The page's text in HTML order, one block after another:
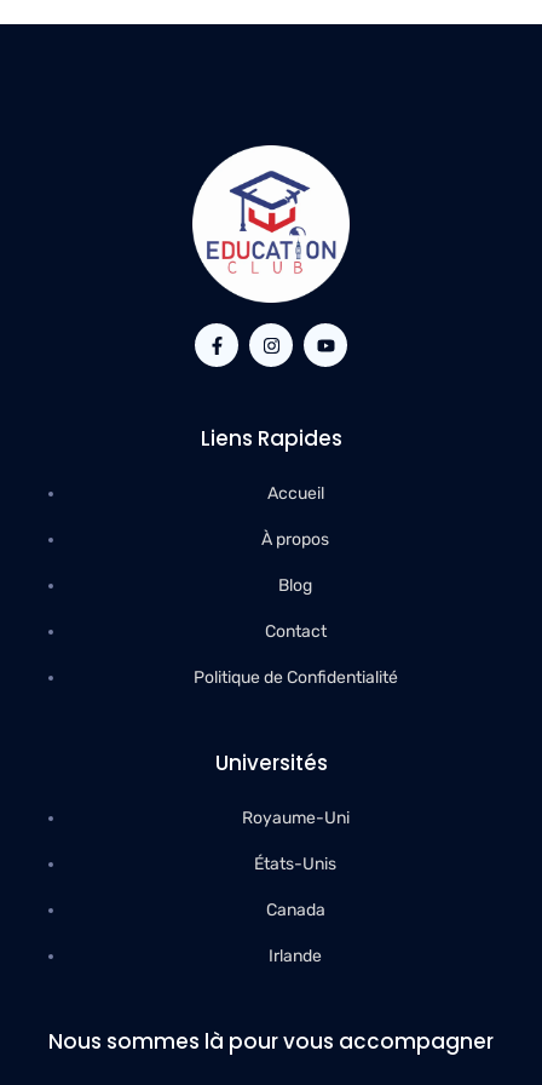
Liens Rapides
Accueil
À propos
Blog
Contact
Politique de Confidentialité
Universités
Royaume-Uni
États-Unis
Canada
Irlande
Nous sommes là pour vous accompagner